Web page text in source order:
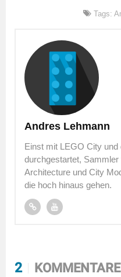
Tags:
Andres Lehmann
Einst mit LEGO City und
durchgestartet,
Architecture und City
die hoch hinaus gehen.
2 KOMMENTARE